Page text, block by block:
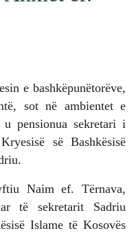
e bashkëpunëtorëve,
sot në ambientet e
pensionua sekretari i
së Bashkësisë
Naim ef. Tërnava,
të sekretarit Sadriu
Islame të Kosovës